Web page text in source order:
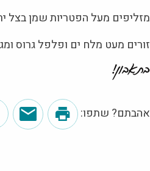
מזליפים מעל הפטריות שמן בצל
זורים מעט מלח ים ופלפל גרוס
אהבתם? שתפו: